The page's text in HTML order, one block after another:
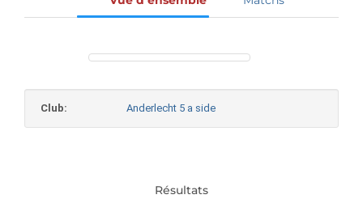
Club: Anderlecht 5 a side
Résultats